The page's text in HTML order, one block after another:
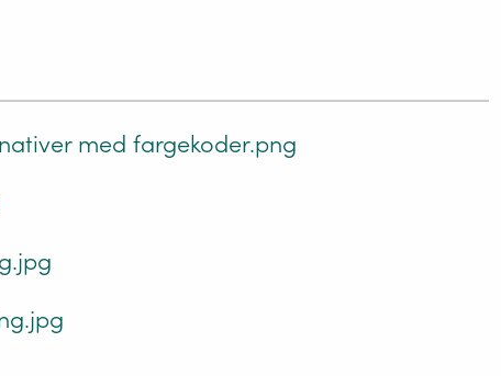
med fargekoder.png